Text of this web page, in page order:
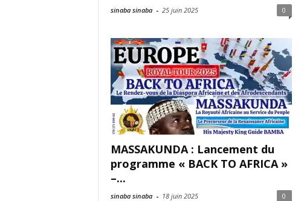
sinaba sinaba - 25 juin 2025 0
MASSAKUNDA : Lancement du
programme « BACK TO AFRICA »
–...
sinaba sinaba - 18 juin 2025 0